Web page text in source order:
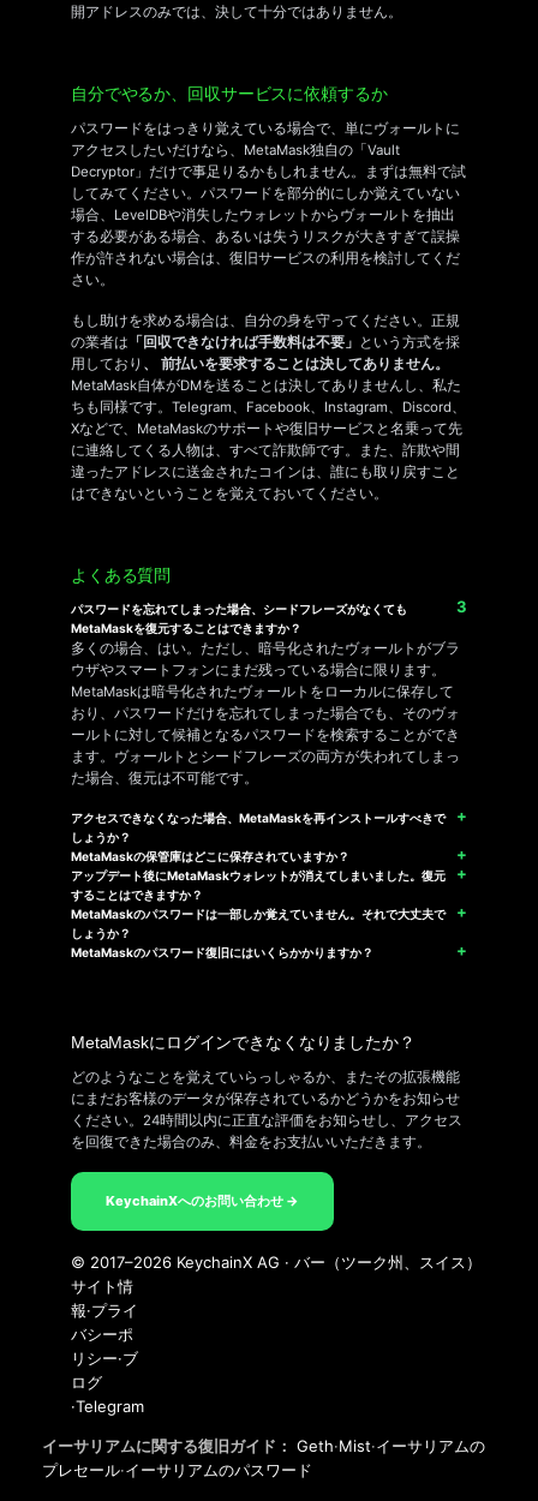
開アドレスのみでは、決して十分ではありません。
自分でやるか、回収サービスに依頼するか
パスワードをはっきり覚えている場合で、単にヴォールトに
アクセスしたいだけなら、MetaMask独自の「Vault
Decryptor」だけで事足りるかもしれません。まずは無料で試
してみてください。パスワードを部分的にしか覚えていない
場合、LevelDBや消失したウォレットからヴォールトを抽出
する必要がある場合、あるいは失うリスクが大きすぎて誤操
作が許されない場合は、復旧サービスの利用を検討してくだ
さい。
もし助けを求める場合は、自分の身を守ってください。正規
の業者は 「回収できなければ手数料は不要」 という方式を採
用しており 、
前払いを要求することは決してありません。
MetaMask自体がDMを送ることは決してありませんし、私た
ちも同様です。Telegram、Facebook、Instagram、Discord、
Xなどで、MetaMaskのサポートや復旧サービスと名乗って先
に連絡してくる人物は、すべて詐欺師です。また、詐欺や間
違ったアドレスに送金されたコインは、誰にも取り戻すこと
はできないということを覚えておいてください。
よくある質問
パスワードを忘れてしまった場合、シードフレーズがなくても
MetaMaskを復元することはできますか？
多くの場合、はい。ただし、暗号化されたヴォールトがブラ
ウザやスマートフォンにまだ残っている場合に限ります。
MetaMaskは暗号化されたヴォールトをローカルに保存して
おり、パスワードだけを忘れてしまった場合でも、そのヴォ
ールトに対して候補となるパスワードを検索することができ
ます。ヴォールトとシードフレーズの両方が失われてしまっ
た場合、復元は不可能です。
アクセスできなくなった場合、MetaMaskを再インストールすべきで
しょうか？
MetaMaskの保管庫はどこに保存されていますか？
アップデート後にMetaMaskウォレットが消えてしまいました。復元
することはできますか？
MetaMaskのパスワードは一部しか覚えていません。それで大丈夫で
しょうか？
MetaMaskのパスワード復旧にはいくらかかりますか？
MetaMaskにログインできなくなりましたか？
どのようなことを覚えていらっしゃるか、またその拡張機能
にまだお客様のデータが保存されているかどうかをお知らせ
ください。24時間以内に正直な評価をお知らせし、アクセス
を回復できた場合のみ、料金をお支払いいただきます。
KeychainXへのお問い合わせ →
© 2017–2026 KeychainX AG · バー（ツーク州、スイス）
サイト情
報·プライ
バシーポ
リシー·ブ
ログ
·Telegram
イーサリアムに関する復旧ガイド： Geth·Mist·イーサリアムの
プレセール·イーサリアムのパスワード